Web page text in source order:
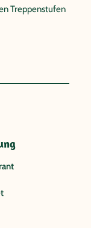
Treppenstufen